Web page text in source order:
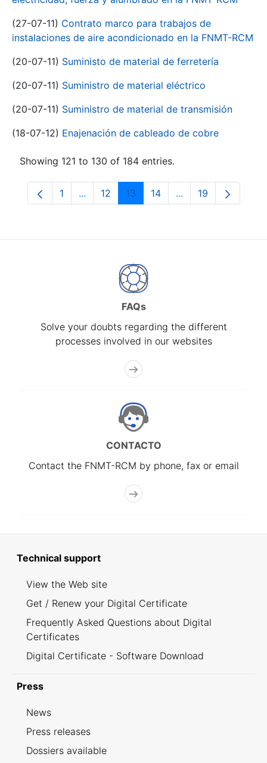
(27-07-11) Contrato marco para trabajos de
instalaciones de aire acondicionado en la FNMT-RCM
(20-07-11) Suministo de material de ferretería
(20-07-11) Suministro de material eléctrico
(20-07-11) Suministro de material de transmisión
(18-07-12) Enajenación de cableado de cobre
Showing 121 to 130 of 184 entries.
Page
1 ...Intermediate Pages Use TAB to navigate.
Page
12 Page
13 Page
14 ...Intermediate
Page
19
FAQs
Solve your doubts regarding the different
processes involved in our websites
CONTACTO
Contact the FNMT-RCM by phone, fax or email
Technical support
View the Web site
Get / Renew your Digital Certificate
Frequently Asked Questions about Digital
Certificates
Digital Certificate - Software Download
Press
News
Press releases
Dossiers available